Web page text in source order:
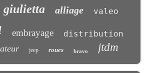
giulietta alliage valeo
embrayage distribution
jeep roues bravo jtdm